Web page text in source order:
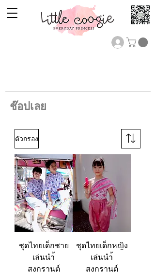
ช๊อปเลย
ตัวกรอง
ชุดไทยเด็กชาย
เล่นนำ้
สงกรานต์
ชุดไทยเด็กหญิง
เล่นนำ้
สงกรานต์